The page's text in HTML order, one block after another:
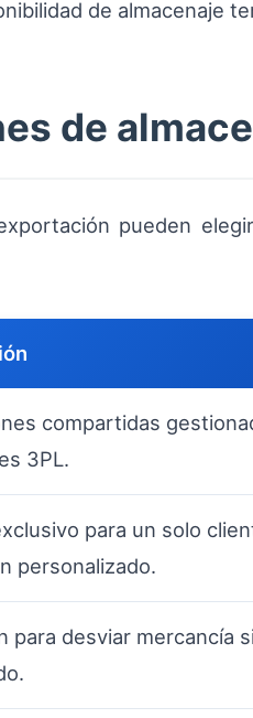
de almacenaje
de
pueden
compartidas
3PL.
para un solo
personalizado.
para desviar mercancía